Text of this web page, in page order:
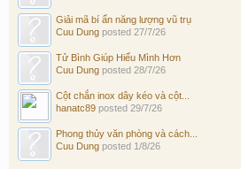
Giải mã bí ẩn năng lượng vũ trụ
Cuu Dung posted 27/7/26
Tử Bình Giúp Hiểu Mình Hơn
Cuu Dung posted 28/7/26
Cột chắn inox dây kéo và cột...
hanatc89 posted 29/7/26
Phong thủy văn phòng và cách...
Cuu Dung posted 1/8/26